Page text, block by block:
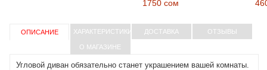
1750 сом
ОПИСАНИЕ ХАРАКТЕРИСТИКИ ДОСТАВКА ОТЗЫВЫ
О МАГАЗИНЕ
Угловой диван обязательно станет украшением вашей комнаты.